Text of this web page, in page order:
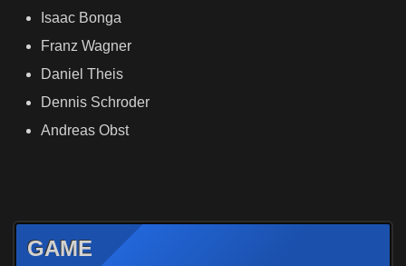
Isaac Bonga
Franz Wagner
Daniel Theis
Dennis Schroder
Andreas Obst
GAME